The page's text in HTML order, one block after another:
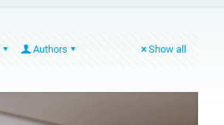
Authors Show all